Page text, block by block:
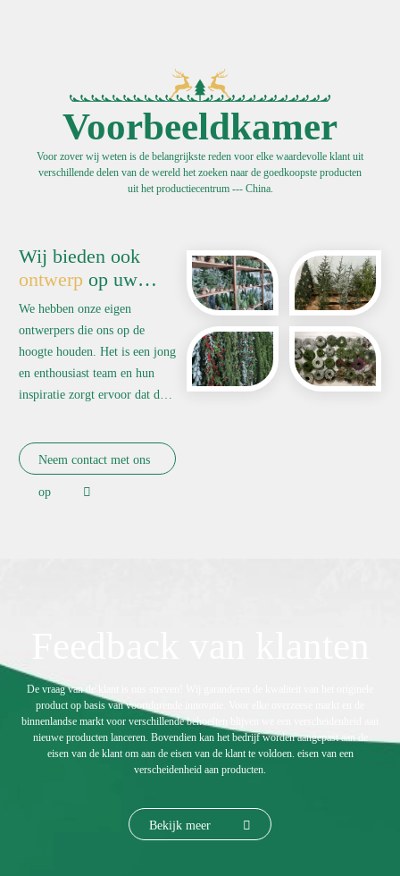
Voorbeeldkamer
Voor zover wij weten is de belangrijkste reden voor elke waardevolle klant uit
verschillende delen van de wereld het zoeken naar de goedkoopste producten
uit het productiecentrum --- China.
Wij bieden ook
ontwerp op uw
verzoek.
We hebben onze eigen
ontwerpers die ons op de
hoogte houden. Het is een jong
en enthousiast team en hun
inspiratie zorgt ervoor dat de
traditioneel.
Neem contact met ons
op
De vraag van de klant is ons streven! Wij garanderen de kwaliteit van het originele
product op basis van voortdurende innovatie. Voor elke overzeese markt en de
binnenlandse markt voor verschillende behoeften blijven we een verscheidenheid aan
nieuwe producten lanceren. Bovendien kan het bedrijf worden aangepast aan de
eisen van de klant om aan de eisen van de klant te voldoen. eisen van een
verscheidenheid aan producten.
Bekijk meer